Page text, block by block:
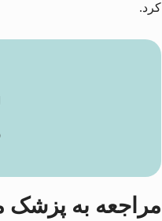
کرد.
مراجعه به پزشک